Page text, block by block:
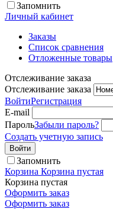
Запомнить
Личный кабинет
Заказы
Список сравнения
Отложенные товары
Отслеживание заказа
Отслеживание заказа
ВойтиРегистрация
E-mail
ПарольЗабыли пароль?
Создать учетную запись
Войти
Запомнить
Корзина Корзина пустая
Корзина пустая
Оформить заказ
Оформить заказ